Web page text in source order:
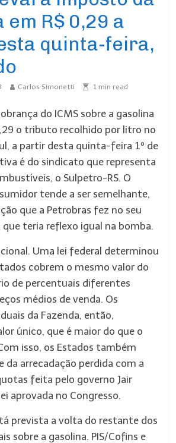
em R$ 0,29 a
quinta-feira,
Carlos Simonetti 1 min read
do ICMS sobre a gasolina
o tributo recolhido por litro no
a partir desta quinta-feira 1º de
é do sindicato que representa
o Sulpetro-RS. O
tende a ser semelhante,
que a Petrobras fez no seu
teria reflexo igual na bomba.
Uma lei federal determinou
cobrem o mesmo valor do
de percentuais diferentes
médios de venda. Os
da Fazenda, então,
único, que é maior do que o
isso, os Estados também
da arrecadação perdida com a
feita pelo governo Jair
aprovada no Congresso.
prevista a volta do restante dos
sobre a gasolina. PIS/Cofins e